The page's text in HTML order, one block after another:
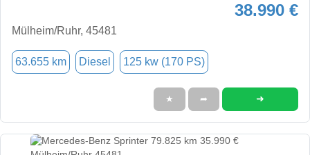
38.990 €
Mülheim/Ruhr, 45481
63.655 km Diesel 125 kw (170 PS)
★ ➦ ➜